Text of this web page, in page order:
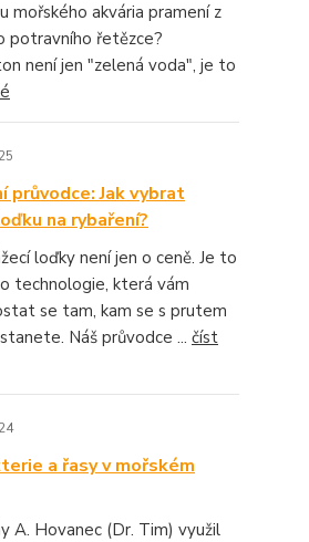
mořského akvária pramení z
potravního řetězce?
není jen "zelená voda", je to
průvodce: Jak vybrat
na rybaření?
loďky není jen o ceně. Je to
technologie, která vám
se tam, kam se s prutem
Náš průvodce ... číst
a řasy v mořském
A. Hovanec (Dr. Tim) využil